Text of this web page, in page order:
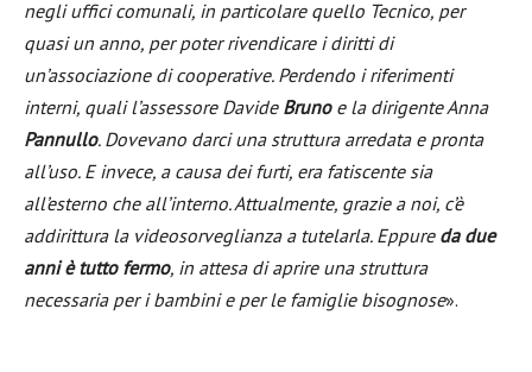
negli uffici comunali, in particolare quello Tecnico, per
quasi un anno, per poter rivendicare i diritti di
un’associazione di cooperative. Perdendo i riferimenti
interni, quali l’assessore Davide Brunoe la dirigente Anna
Pannullo. Dovevano darci una struttura arredata e pronta
all’uso. E invece, a causa dei furti, era fatiscente sia
all’esterno che all’interno. Attualmente, grazie a noi, c’è
addirittura la videosorveglianza a tutelarla. Eppure da due
anni è tutto fermo, in attesa di aprire una struttura
necessaria per i bambini e per le famiglie bisognose».